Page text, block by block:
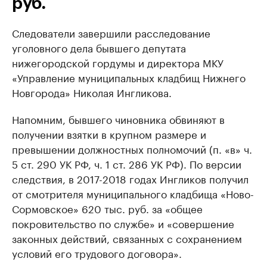
руб.
Следователи завершили расследование
уголовного дела бывшего депутата
нижегородской гордумы и директора МКУ
«Управление муниципальных кладбищ Нижнего
Новгорода» Николая Ингликова.
Напомним, бывшего чиновника обвиняют в
получении взятки в крупном размере и
превышении должностных полномочий (п. «в» ч.
5 ст. 290 УК РФ, ч. 1 ст. 286 УК РФ). По версии
следствия, в 2017-2018 годах Ингликов получил
от смотрителя муниципального кладбища «Ново-
Сормовское» 620 тыс. руб. за «общее
покровительство по службе» и «совершение
законных действий, связанных с сохранением
условий его трудового договора».